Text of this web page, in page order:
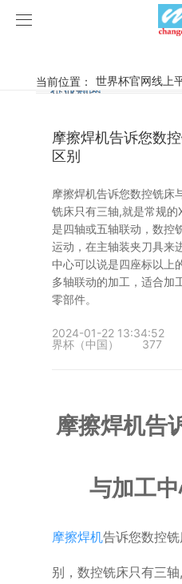
世界杯官网线上平台
旋弧焊机
惯性摩擦焊机
连续驱动摩擦焊机
数控铣床
简易数控铣床
加工中心
产品视频
行业新闻
企业动态
案例展示
客户案例
荣誉资质
关于我们
世界杯官网线上平台-世界杯（
当前位置： 世界杯官网线上
行业新闻
企业动态
摩擦焊机告诉您数
区别
摩擦焊机告诉您数控铣床
铣床只有三轴,就是常规的
是四轴或五轴联动，数控
运动，在主轴装夹刀具来
中心可以说是四座标以上
多轴联动的加工，适合加
零部件。
2024-01-22 13:34:52
界杯（中国）
377
摩擦焊机告
与加工
摩擦焊机告诉您数控
别，数控铣床只有三